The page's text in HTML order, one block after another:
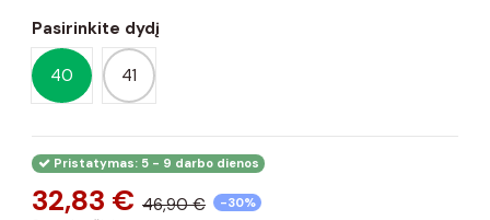
Pasirinkite dydį
40 41
Pristatymas: 5 - 9 darbo dienos
32,83 € 46,90 € -30%